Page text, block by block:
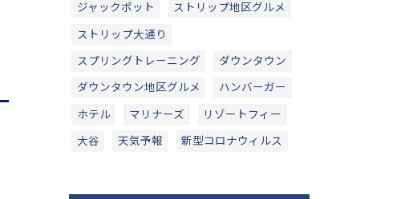
ジャックポット ストリップ地区グルメ
ストリップ大通り
スプリングトレーニング ダウンタウン
ダウンタウン地区グルメ ハンバーガー
ホテル マリナーズ リゾートフィー
大谷 天気予報 新型コロナウィルス